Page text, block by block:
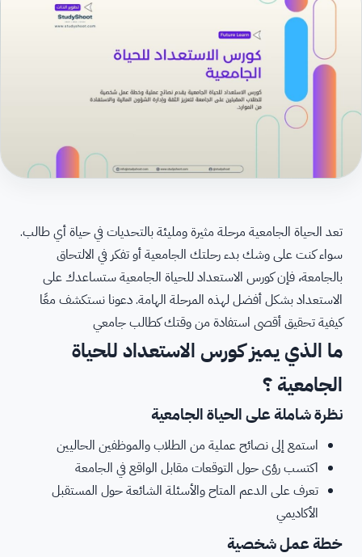
تعد الحياة الجامعية مرحلة مثيرة ومليئة بالتحديات في حياة أي طالب.
سواء كنت على وشك بدء رحلتك الجامعية أو تفكر في الالتحاق
بالجامعة، فإن كورس الاستعداد للحياة الجامعية ستساعدك على
الاستعداد بشكل أفضل لهذه المرحلة الهامة. دعونا نستكشف معًا
كيفية تحقيق أقصى استفادة من وقتك كطالب جامعي
ما الذي يميز كورس الاستعداد للحياة
الجامعية ؟
نظرة شاملة على الحياة الجامعية
استمع إلى نصائح عملية من الطلاب والموظفين الحاليين
اكتسب رؤى حول التوقعات مقابل الواقع في الجامعة
تعرف على الدعم المتاح والأسئلة الشائعة حول المستقبل
الأكاديمي
خطة عمل شخصية